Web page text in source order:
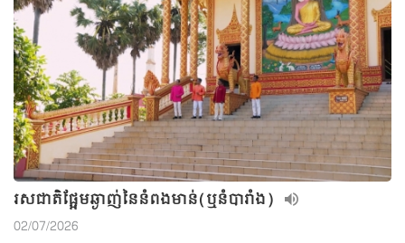
រសជាតិផ្អែមឆ្ងាញ់នៃនំពងមាន់(ឬនំបារាំង)
02/07/2026